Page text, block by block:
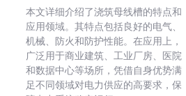
本文详细介绍了浇筑母线槽的特点和
应用领域。其特点包括良好的电气、
机械、防火和防护性能。在应用上，
广泛用于商业建筑、工业厂房、医院
和数据中心等场所，凭借自身优势满
足不同领域对电力供应的高要求，保